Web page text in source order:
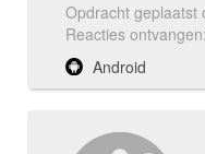
Opdracht geplaatst
Reacties
Android